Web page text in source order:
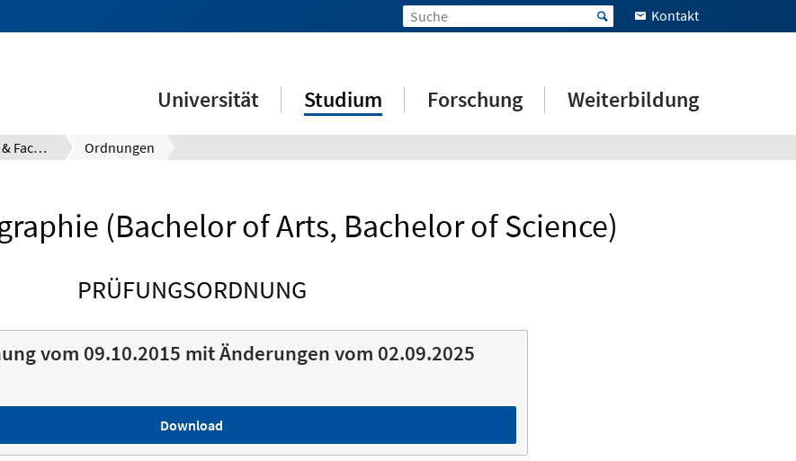
Kontakt
Universität Studium Forschung Weiterbildung
Prüfungsinfos & Fachberatung Ordnungen
(Bachelor of Arts, Bachelor of Science)
PRÜFUNGSORDNUNG
vom 09.10.2015 mit Änderungen vom 02.09.2025
Download